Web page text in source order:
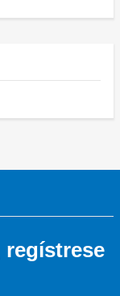
regístrese